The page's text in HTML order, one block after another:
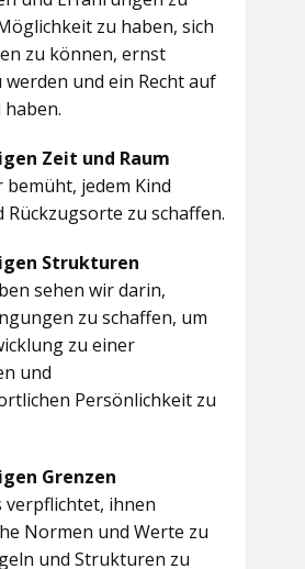
zu haben, sich
zu können, ernst
und ein Recht auf
Zeit und Raum
bemüht, jedem Kind
Rückzugsorte zu schaffen.
Strukturen
sehen wir darin,
zu schaffen, um
zu einer
und
Persönlichkeit zu
Grenzen
verpflichtet, ihnen
Normen und Werte zu
und Strukturen zu